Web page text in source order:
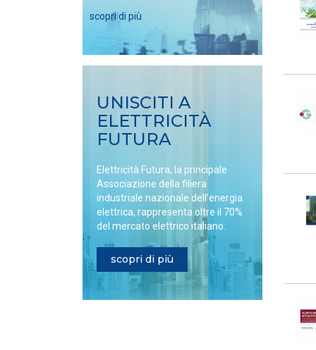
scopri di più
UNISCITI A
ELETTRICITÀ
FUTURA
Elettricità Futura, la principale
Associazione della filiera
industriale nazionale dell’energia
elettrica, rappresenta oltre il 70%
del mercato elettrico italiano.
scopri di più